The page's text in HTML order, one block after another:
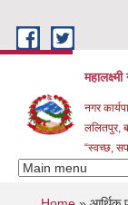
नगर
ललितपुर,
“स्वच्छ,